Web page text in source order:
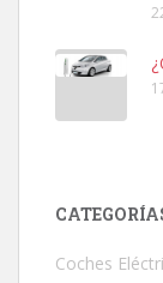
Coches